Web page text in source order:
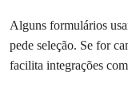
Alguns formulários
pede seleção. Se for
facilita integrações